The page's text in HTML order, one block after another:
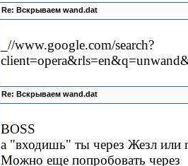
Re: Вскрываем wand.dat
_//www.google.com/search?
Re: Вскрываем wand.dat
BOSS
а "входишь" ты через Жезл или
Можно еще попробовать через